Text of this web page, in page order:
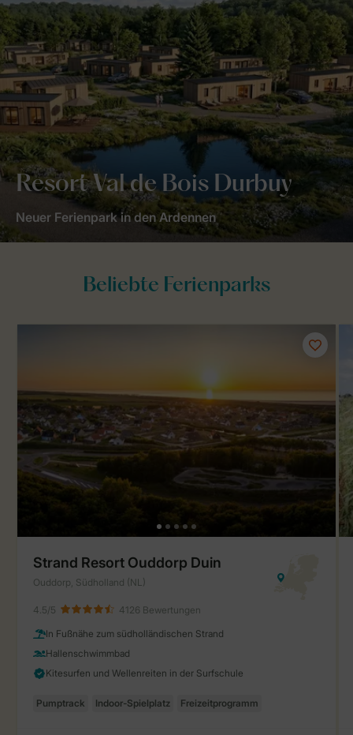
Resort Val de Bois Durbuy
Neuer Ferienpark in den Ardennen